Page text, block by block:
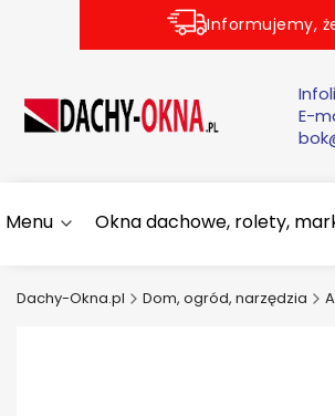
Informujemy,
E-
Menu Okna dachowe, rolety,
Dachy-Okna.pl Dom, ogród, narzędzia